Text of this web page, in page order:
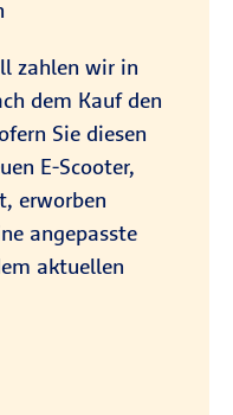
zahlen wir in
dem Kauf den
Sie diesen
E-Scooter,
erworben
angepasste
aktuellen